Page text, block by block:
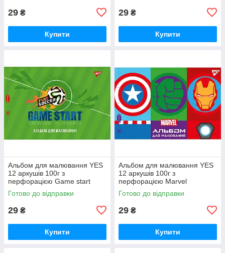
29 ₴
Купити
29 ₴
Купити
Альбом для малювання YES
12 аркушів 100г з
перфорацією Game start
(130559)
Готово до відправки
29 ₴
Купити
Альбом для малювання YES
12 аркушів 100г з
перфорацією Marvel
(130482)
Готово до відправки
29 ₴
Купити